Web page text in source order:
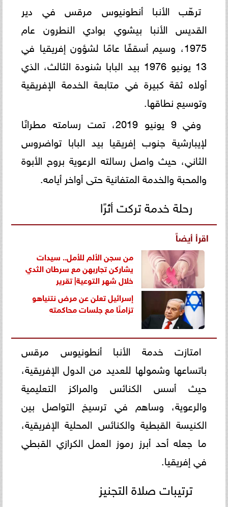
ترهّب الأنبا أنطونيوس مرقس في دير
القديس الأنبا بيشوي بوادي النطرون عام
1975، وسيم أسقفًا عامًا لشؤون إفريقيا في
13 يونيو 1976 بيد البابا شنودة الثالث، الذي
أولاه ثقة كبيرة في متابعة الخدمة الإفريقية
وتوسيع نطاقها.
وفي 9 يونيو 2019، تمت رسامته مطرانًا
لإيبارشية جنوب إفريقيا بيد البابا تواضروس
الثاني، حيث واصل رسالته الرعوية بروح الأبوة
والمحبة والخدمة المتفانية حتى أواخر أيامه.
رحلة خدمة تركت أثرًا
اقرأ أيضاً
من سجن الألم للأمل.. سيدات
يشاركن تجاربهن مع سرطان الثدي
خلال شهر التوعية| تقرير
إسرائيل تعلن عن مرض نتنياهو
تزامنًا مع جلسات محاكمته
امتازت خدمة الأنبا أنطونيوس مرقس
باتساعها وشمولها للعديد من الدول الإفريقية،
حيث أسس الكنائس والمراكز التعليمية
والرعوية، وساهم في ترسيخ التواصل بين
الكنيسة القبطية والكنائس المحلية الإفريقية،
ما جعله أحد أبرز رموز العمل الكرازي القبطي
في إفريقيا.
ترتيبات صلاة التجنيز